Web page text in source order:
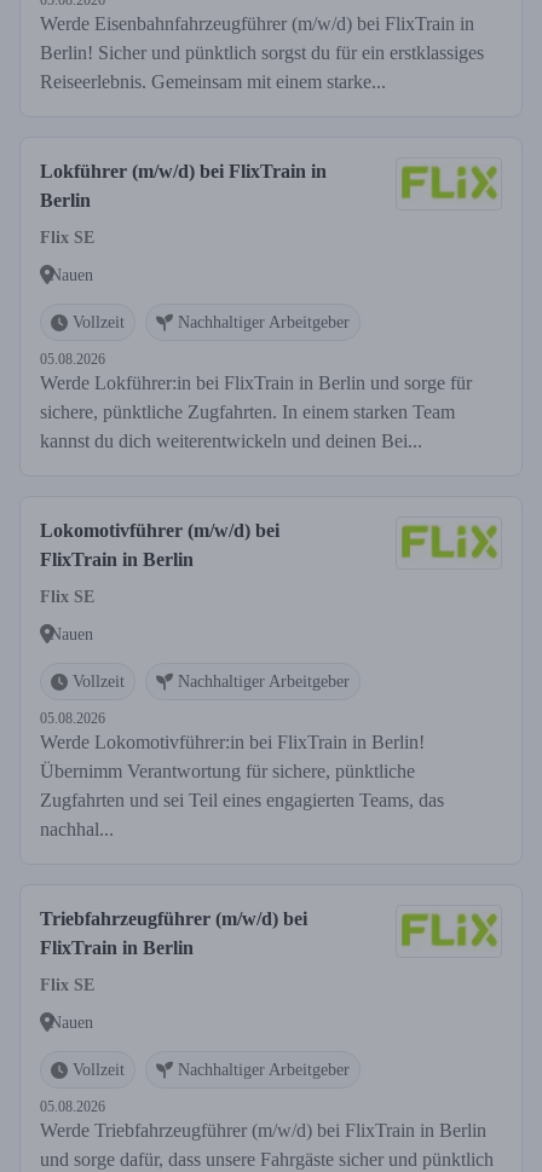
Werde Eisenbahnfahrzeugführer (m/w/d) bei FlixTrain in
Berlin! Sicher und pünktlich sorgst du für ein erstklassiges
Reiseerlebnis. Gemeinsam mit einem starke...
Lokführer (m/w/d) bei FlixTrain in
Berlin
Flix SE
Nauen
Vollzeit Nachhaltiger Arbeitgeber
05.08.2026
Werde Lokführer:in bei FlixTrain in Berlin und sorge für
sichere, pünktliche Zugfahrten. In einem starken Team
kannst du dich weiterentwickeln und deinen Bei...
Lokomotivführer (m/w/d) bei
FlixTrain in Berlin
Flix SE
Nauen
Vollzeit Nachhaltiger Arbeitgeber
05.08.2026
Werde Lokomotivführer:in bei FlixTrain in Berlin!
Übernimm Verantwortung für sichere, pünktliche
Zugfahrten und sei Teil eines engagierten Teams, das
nachhal...
Triebfahrzeugführer (m/w/d) bei
FlixTrain in Berlin
Flix SE
Nauen
Vollzeit Nachhaltiger Arbeitgeber
05.08.2026
Werde Triebfahrzeugführer (m/w/d) bei FlixTrain in Berlin
und sorge dafür, dass unsere Fahrgäste sicher und pünktlich